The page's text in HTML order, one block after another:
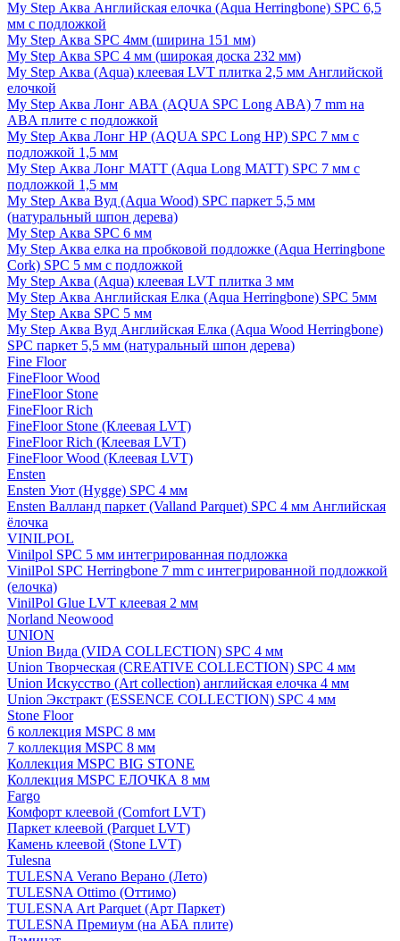
My Step Аква Английская елочка (Aqua Herringbone) SPC 6,5
мм с подложкой
My Step Аква SPC 4мм (ширина 151 мм)
My Step Аква SPC 4 мм (широкая доска 232 мм)
My Step Аква (Aqua) клеевая LVT плитка 2,5 мм Английской
елочкой
My Step Аква Лонг АВА (AQUA SPC Long ABA) 7 mm на
ABA плите с подложкой
My Step Аква Лонг НР (AQUA SPC Long HP) SPC 7 мм с
подложкой 1,5 мм
My Step Аква Лонг MATT (Aqua Long MATT) SPC 7 мм с
подложкой 1,5 мм
My Step Аква Вуд (Aqua Wood) SPC паркет 5,5 мм
(натуральный шпон дерева)
My Step Аква SPC 6 мм
My Step Аква елка на пробковой подложке (Aqua Herringbone
Cork) SPC 5 мм с подложкой
My Step Аква (Aqua) клеевая LVT плитка 3 мм
My Step Аква Английская Елка (Aqua Herringbone) SPC 5мм
My Step Аква SPC 5 мм
My Step Аква Вуд Английская Елка (Aqua Wood Herringbone)
SPC паркет 5,5 мм (натуральный шпон дерева)
Fine Floor
FineFloor Wood
FineFloor Stone
FineFloor Rich
FineFloor Stone (Клеевая LVT)
FineFloor Rich (Клеевая LVT)
FineFloor Wood (Клеевая LVT)
Ensten
Ensten Уют (Hygge) SPC 4 мм
Ensten Валланд паркет (Valland Parquet) SPC 4 мм Английская
ёлочка
VINILPOL
Vinilpol SPC 5 мм интегрированная подложка
VinilPol SPC Herringbone 7 mm с интегрированной подложкой
(елочка)
VinilPol Glue LVT клеевая 2 мм
Norland Neowood
UNION
Union Вида (VIDA COLLECTION) SPC 4 мм
Union Творческая (CREATIVE COLLECTION) SPC 4 мм
Union Искусство (Art collection) английская елочка 4 мм
Union Экстракт (ESSENCE COLLECTION) SPC 4 мм
Stone Floor
6 коллекция MSPC 8 мм
7 коллекция MSPC 8 мм
Коллекция MSPC BIG STONE
Коллекция MSPC ЕЛОЧКА 8 мм
Fargo
Комфорт клеевой (Comfort LVT)
Паркет клеевой (Parquet LVT)
Камень клеевой (Stone LVT)
Tulesna
TULESNA Verano Верано (Лето)
TULESNA Ottimo (Оттимо)
TULESNA Art Parquet (Арт Паркет)
TULESNA Премиум (на АБА плите)